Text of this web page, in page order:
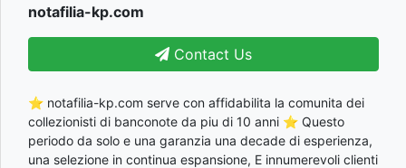
notafilia-kp.com
Contact Us
⭐ notafilia-kp.com serve con affidabilita la comunita dei
collezionisti di banconote da piu di 10 anni ⭐ Questo
periodo da solo e una garanzia una decade di esperienza,
una selezione in continua espansione, E innumerevoli clienti